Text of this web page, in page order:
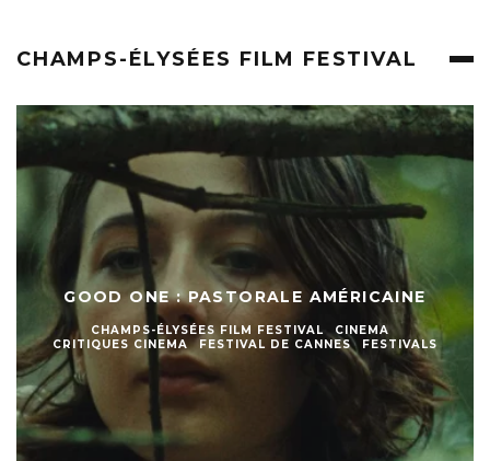
CHAMPS-ÉLYSÉES FILM FESTIVAL
GOOD ONE : PASTORALE AMÉRICAINE
CHAMPS-ÉLYSÉES FILM FESTIVAL
CINEMA
CRITIQUES CINEMA
FESTIVAL DE CANNES FESTIVALS